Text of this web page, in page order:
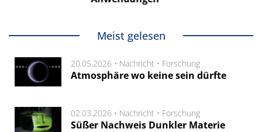
Meist gelesen
20.05.2026 • Nachricht • Forschung
Atmosphäre wo keine sein dürfte
02.03.2026 • Nachricht • Forschung
Süßer Nachweis Dunkler Materie